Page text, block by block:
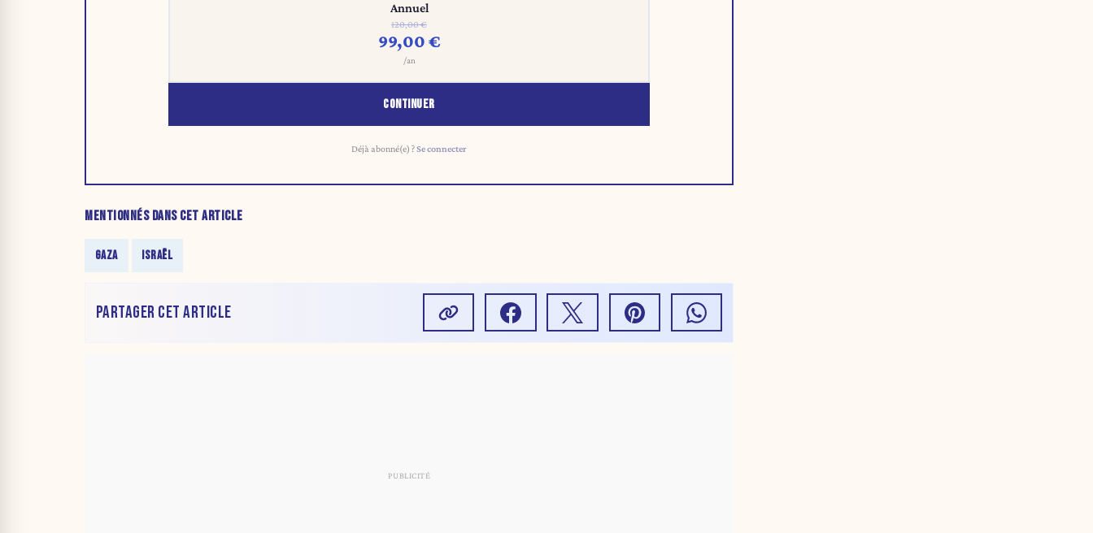
Annuel
120,00 €
99,00 €
/an
CONTINUER
Déjà abonné(e) ?Se connecter
MENTIONNÉS DANS CET ARTICLE
GAZA ISRAËL
PARTAGER CET ARTICLE